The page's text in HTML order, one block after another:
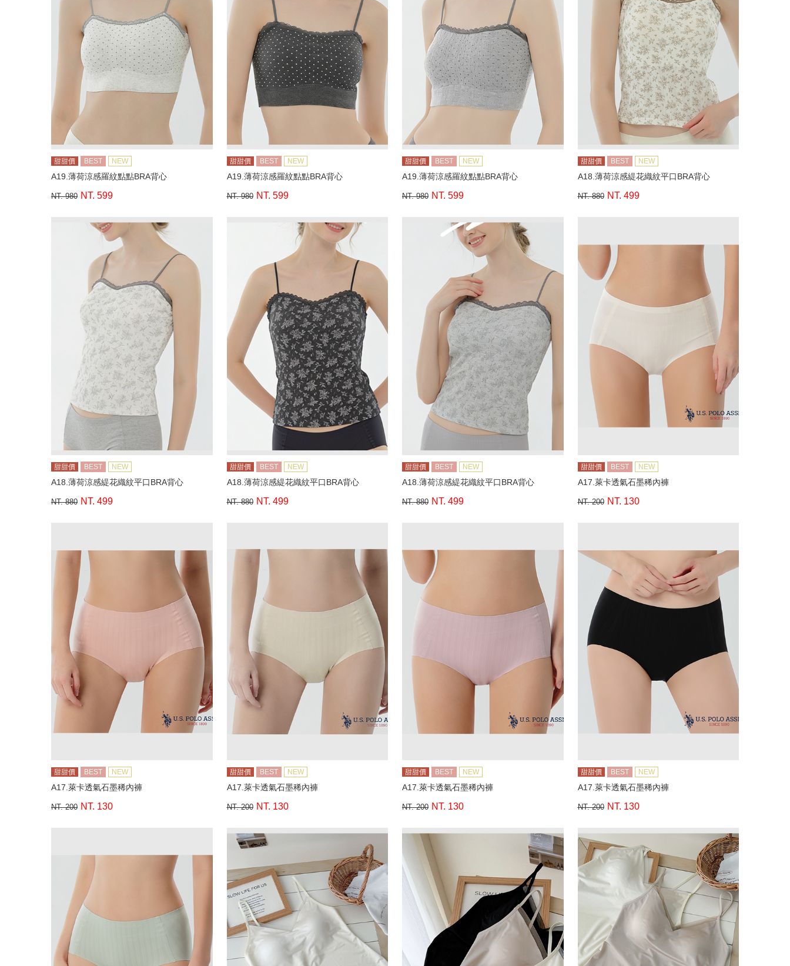
甜甜價 BEST NEW
A19.薄荷涼感羅紋點點BRA背心
NT. 980 NT. 599
甜甜價 BEST NEW
A19.薄荷涼感羅紋點點BRA背心
NT. 980 NT. 599
甜甜價 BEST NEW
A19.薄荷涼感羅紋點點BRA背心
NT. 980 NT. 599
甜甜價 BEST NEW
A18.薄荷涼感緹花織紋平口BRA背心
NT. 880 NT. 499
甜甜價 BEST NEW
A18.薄荷涼感緹花織紋平口BRA背心
NT. 880 NT. 499
甜甜價 BEST NEW
A18.薄荷涼感緹花織紋平口BRA背心
NT. 880 NT. 499
甜甜價 BEST NEW
A18.薄荷涼感緹花織紋平口BRA背心
NT. 880 NT. 499
甜甜價 BEST NEW
A17.萊卡透氣石墨稀內褲
NT. 200 NT. 130
甜甜價 BEST NEW
A17.萊卡透氣石墨稀內褲
NT. 200 NT. 130
甜甜價 BEST NEW
A17.萊卡透氣石墨稀內褲
NT. 200 NT. 130
甜甜價 BEST NEW
A17.萊卡透氣石墨稀內褲
NT. 200 NT. 130
甜甜價 BEST NEW
A17.萊卡透氣石墨稀內褲
NT. 200 NT. 130